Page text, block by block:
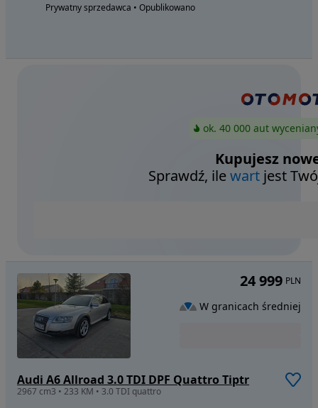
Prywatny sprzedawca • Opublikowano
ok. 40 000 aut
Kupujesz
Sprawdź, ilewart jest
Audi A6 Allroad 3.0 TDI DPF Quattro Tiptr
2967 cm3 • 233 KM • 3.0 TDI quattro
24 999 PLN
W granicach średniej